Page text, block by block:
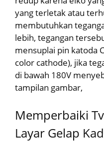
yang terletak atau
membutuhkan
lebih, tegangan
mensuplai pin katoda
color cathode), jika
di bawah 180V
tampilan gambar,
Memperbaiki
Layar Gelap